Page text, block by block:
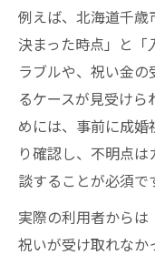
例えば、北海道千
決まった時点」と「
ラブルや、祝い金
るケースが見受け
めには、事前に成
り確認し、不明点
談することが必須で
実際の利用者から
祝いが受け取れな